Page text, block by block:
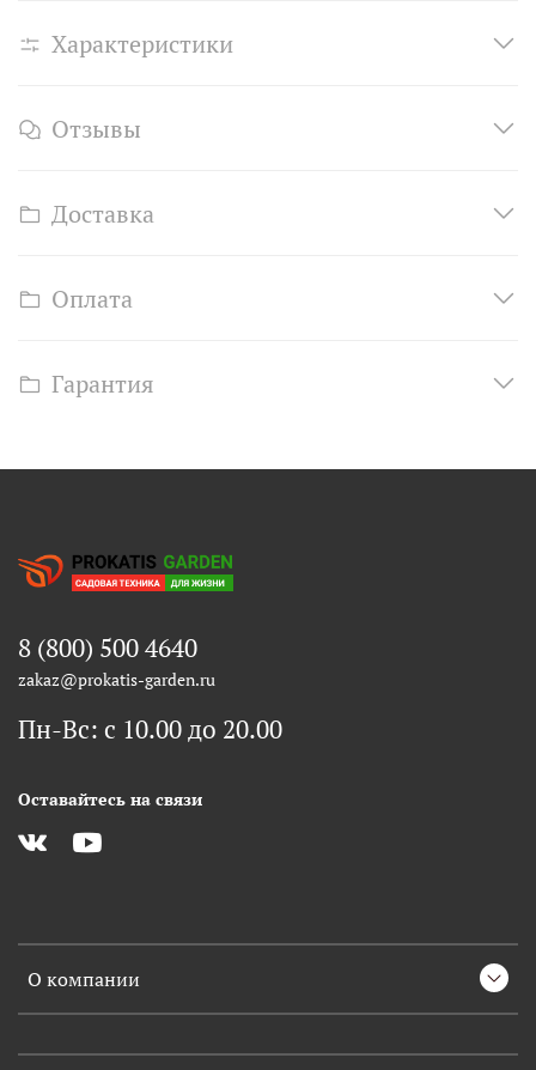
Характеристики
Отзывы
Доставка
Оплата
Гарантия
О компании
8 (800) 500 4640
zakaz@prokatis-garden.ru
Пн-Вс: с 10.00 до 20.00
Оставайтесь на связи